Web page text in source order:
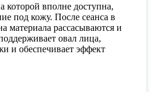
которой вполне доступна,
под кожу. После сеанса в
материала рассасываются и
овал лица,
и обеспечивает эффект